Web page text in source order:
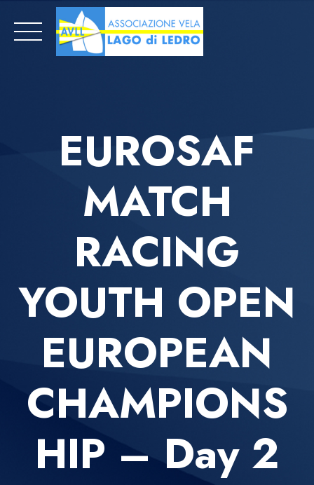
content
EUROSAF
MATCH
RACING
YOUTH OPEN
EUROPEAN
CHAMPIONS
HIP – Day 2